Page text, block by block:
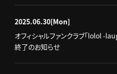
2025.06.30[Mon]
オフィシャルファンクラブ「lolol -
終了のお知らせ